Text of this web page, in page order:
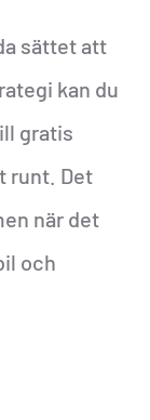
sättet att
kan du
gratis
runt. Det
när det
och